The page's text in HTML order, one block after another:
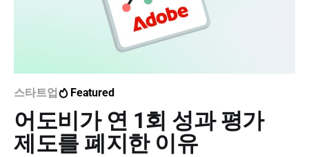
스타트업 Featured
어도비가 연 1회 성과 평가
제도를 폐지한 이유